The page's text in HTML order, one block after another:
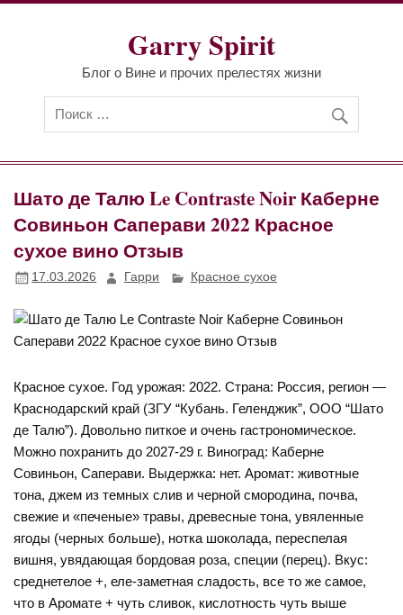
Перейти
Garry Spirit
Блог о Вине и прочих прелестях жизни
Шато де Талю Le Contraste Noir Каберне
Совиньон Саперави 2022 Красное
сухое вино Отзыв
17.03.2026 Гарри Красное сухое
Красное сухое. Год урожая: 2022. Страна: Россия, регион —
Краснодарский край (ЗГУ “Кубань. Геленджик”, ООО “Шато
де Талю”). Довольно питкое и очень гастрономическое.
Можно похранить до 2027-29 г. Виноград: Каберне
Совиньон, Саперави. Выдержка: нет. Аромат: животные
тона, джем из темных слив и черной смородина, почва,
свежие и «печеные» травы, древесные тона, увяленные
ягоды (черных больше), нотка шоколада, переспелая
вишня, увядающая бордовая роза, специи (перец). Вкус:
среднетелое +, еле-заметная сладость, все то же самое,
что в Аромате + чуть сливок, кислотность чуть выше